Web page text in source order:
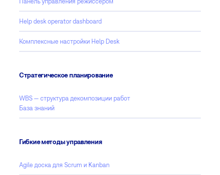
Help desk operator dashboard
Комплексные настройки Help Desk
Стратегическое планирование
WBS — структура декомпозиции работ
База знаний
Гибкие методы управления
Agile доска для Scrum и Kanban